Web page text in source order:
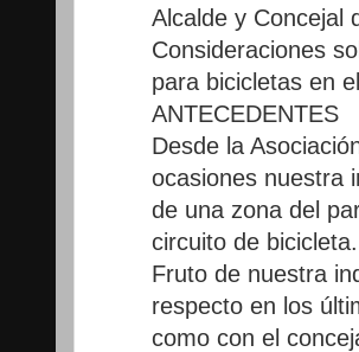
Alcalde y Concejal
Consideraciones
para bicicletas en
ANTECEDENTES
Desde la
ocasiones nuestra
de una zona del
circuito de bicicleta.
Fruto de nuestra
respecto en los
como con el